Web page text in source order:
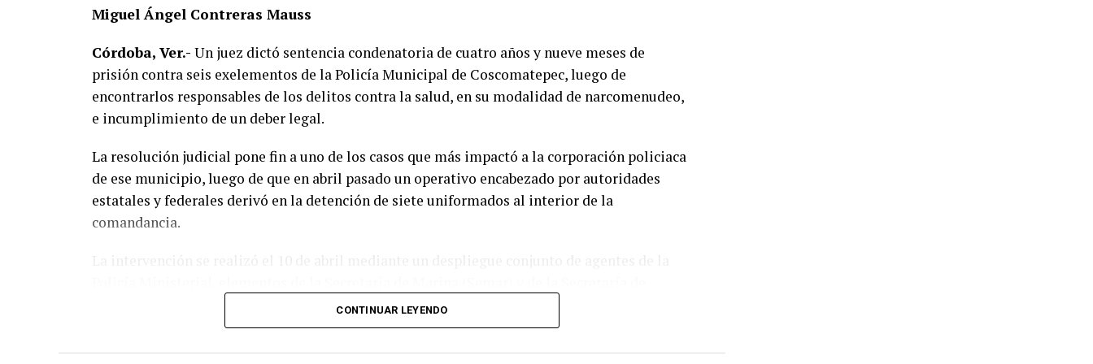
Las autoridades exhortaron a los automovilistas y motociclistas a conducir con precaución,
especialmente durante la temporada de lluvias, cuando el riesgo de accidentes se incrementa
en las carreteras de la región.
La circulación en la zona se vio afectada por algunos minutos mientras se realizaban las
Posteriormente, el tránsito fue restablecido de manera normal.
Miguel Ángel Contreras Mauss
Córdoba, Ver.- Un juez dictó sentencia condenatoria de cuatro años y nueve meses de
prisión contra seis exelementos de la Policía Municipal de Coscomatepec, luego de
encontrarlos responsables de los delitos contra la salud, en su modalidad de narcomenudeo,
e incumplimiento de un deber legal.
La resolución judicial pone fin a uno de los casos que más impactó a la corporación policiaca
de ese municipio, luego de que en abril pasado un operativo encabezado por autoridades
estatales y federales derivó en la detención de siete uniformados al interior de la
comandancia.
Seguridad Pública (SSP), quienes ejecutaron una revisión en las instalaciones de la
corporación municipal.
CONTINUAR LEYENDO